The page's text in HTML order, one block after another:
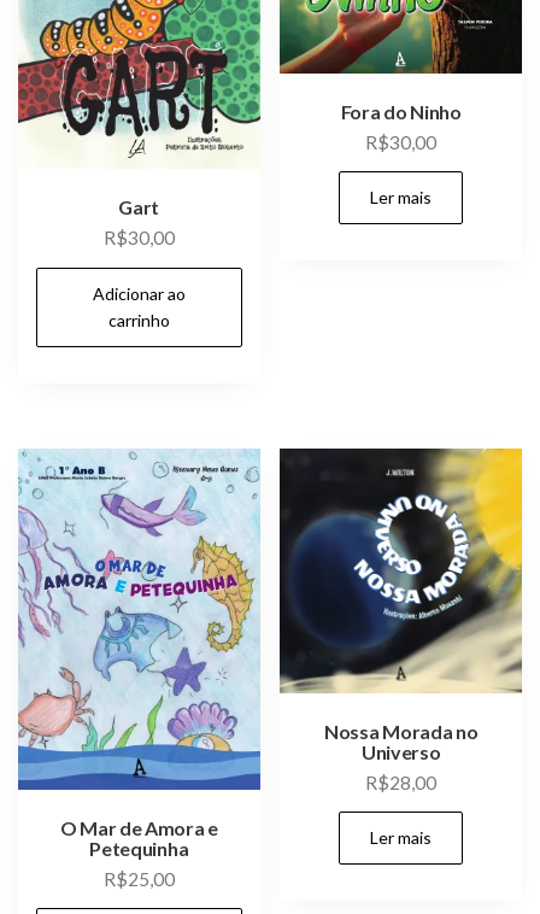
Gart
R$30,00
Adicionar ao
carrinho
Fora do Ninho
R$30,00
Ler mais
O Mar de Amora e
Petequinha
R$25,00
Nossa Morada no
Universo
R$28,00
Ler mais